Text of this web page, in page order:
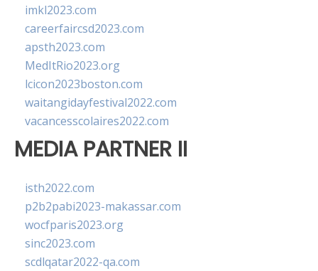
imkl2023.com
careerfaircsd2023.com
apsth2023.com
MedItRio2023.org
lcicon2023boston.com
waitangidayfestival2022.com
vacancesscolaires2022.com
MEDIA PARTNER II
isth2022.com
p2b2pabi2023-makassar.com
wocfparis2023.org
sinc2023.com
scdlqatar2022-qa.com